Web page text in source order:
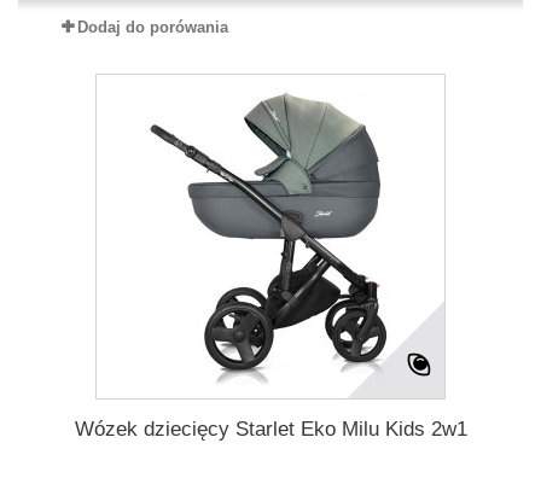
Dodaj do porówania
Wózek dziecięcy Starlet Eko Milu Kids 2w1